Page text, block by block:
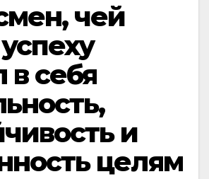
чей
в себя
и
целям